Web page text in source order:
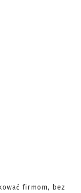
firmom, bez